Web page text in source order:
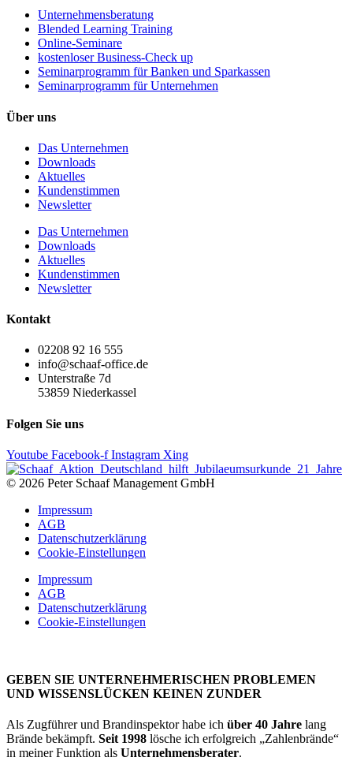
Unternehmens­beratung
Blended Learning Training
Online-Seminare
kostenloser Business-Check up
Seminarprogramm für Banken und Sparkassen
Seminarprogramm für Unternehmen
Über uns
Das Unternehmen
Downloads
Aktuelles
Kundenstimmen
Newsletter
Das Unternehmen
Downloads
Aktuelles
Kundenstimmen
Newsletter
Kontakt
02208 92 16 555
info@schaaf-office.de
Unterstraße 7d
53859 Niederkassel
Folgen Sie uns
Youtube Facebook-f Instagram Xing
© 2026 Peter Schaaf Management GmbH
Impressum
AGB
Datenschutzerklärung
Cookie-Einstellungen
Impressum
AGB
Datenschutzerklärung
Cookie-Einstellungen
GEBEN SIE UNTERNEHMERISCHEN PROBLEMEN
UND WISSENSLÜCKEN KEINEN ZUNDER
Als Zugführer und Brandinspektor habe ich über 40 Jahre lang
Brände bekämpft. Seit 1998 lösche ich erfolgreich „Zahlenbrände“
in meiner Funktion als Unternehmensberater.